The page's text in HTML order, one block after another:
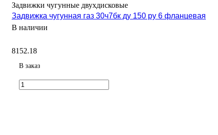
Задвижки чугунные двухдисковые
Задвижка чугунная газ 30ч7бк ду 150 ру 6 фланцевая
В наличии
8152.18
В заказ